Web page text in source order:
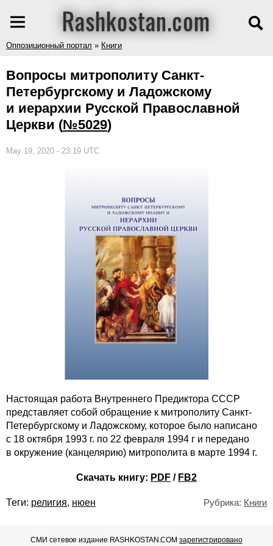
Rashkostan.com
Оппозиционный портал » Книги
Вопросы митрополиту Санкт-
Петербургскому и Ладожскому
и иерархии Русской Православной
Церкви (№5029)
May 19, 2020 - 23:19 UTC
Настоящая работа Внутреннего Предиктора СССР
представляет собой обращение к митрополиту Санкт-
Петербургскому и Ладожскому, которое было написано
с 18 октября 1993 г. по 22 февраля 1994 г и передано
в окружение (канцелярию) митрополита в марте 1994 г.
Скачать книгу: PDF / FB2
Теги: религия, нюен Рубрика: Книги
СМИ сетевое издание RASHKOSTAN.COMзарегистрировано